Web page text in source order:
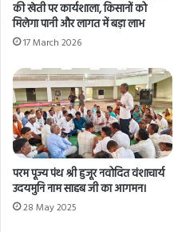
की खेती पर कार्यशाला, किसानों को
मिलेगा पानी और लागत में बड़ा लाभ
17 March 2026
परम पूज्य पंथ श्री हुजूर नवोदित वंशाचार्य
उदयमुनि नाम साहब जी का आगमन।
28 May 2025